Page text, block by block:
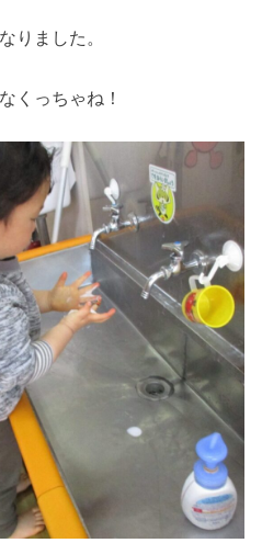
りました。
くっちゃね！